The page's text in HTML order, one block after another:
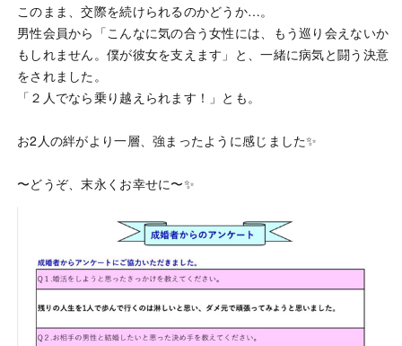
このまま、交際を続けられるのかどうか…。
男性会員から「こんなに気の合う女性には、もう巡り会えないか
もしれません。僕が彼女を支えます」と、一緒に病気と闘う決意
をされました。
「２人でなら乗り越えられます！」とも。
お2人の絆がより一層、強まったように感じました✨
〜どうぞ、末永くお幸せに〜✨